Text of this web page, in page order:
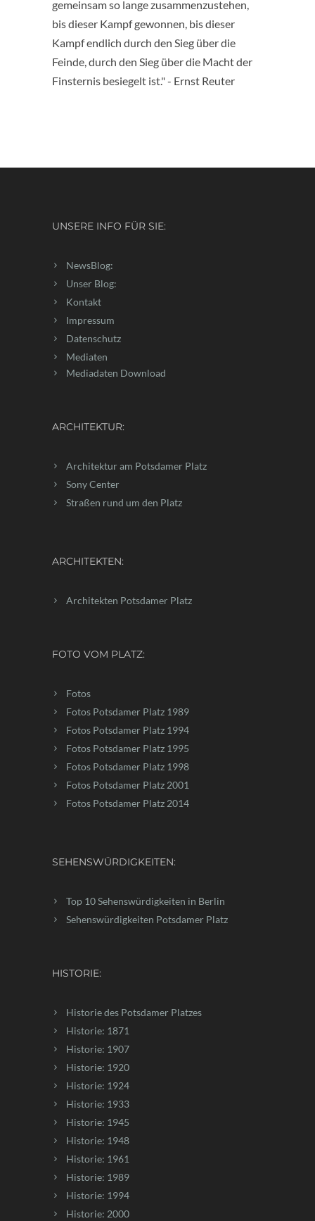
gemeinsam so lange zusammenzustehen,
bis dieser Kampf gewonnen, bis dieser
Kampf endlich durch den Sieg über die
Feinde, durch den Sieg über die Macht der
Finsternis besiegelt ist." - Ernst Reuter
UNSERE INFO FÜR SIE:
NewsBlog:
Unser Blog:
Kontakt
Impressum
Datenschutz
Mediaten
Mediadaten Download
ARCHITEKTUR:
Architektur am Potsdamer Platz
Sony Center
Straßen rund um den Platz
ARCHITEKTEN:
Architekten Potsdamer Platz
FOTO VOM PLATZ:
Fotos
Fotos Potsdamer Platz 1989
Fotos Potsdamer Platz 1994
Fotos Potsdamer Platz 1995
Fotos Potsdamer Platz 1998
Fotos Potsdamer Platz 2001
Fotos Potsdamer Platz 2014
SEHENSWÜRDIGKEITEN:
Top 10 Sehenswürdigkeiten in Berlin
Sehenswürdigkeiten Potsdamer Platz
HISTORIE:
Historie des Potsdamer Platzes
Historie: 1871
Historie: 1907
Historie: 1920
Historie: 1924
Historie: 1933
Historie: 1945
Historie: 1948
Historie: 1961
Historie: 1989
Historie: 1994
Historie: 2000